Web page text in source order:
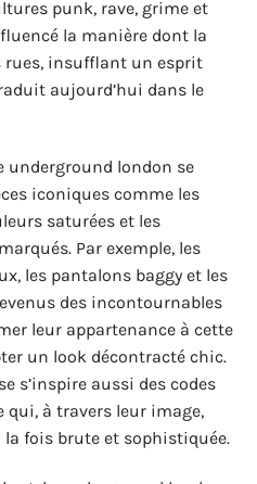
punk, rave, grime et
la manière dont la
rues, insufflant un esprit
aujourd’hui dans le
underground london se
iconiques comme les
saturées et les
Par exemple, les
les pantalons baggy et les
des incontournables
leur appartenance à cette
un look décontracté chic.
s’inspire aussi des codes
qui, à travers leur image,
fois brute et sophistiquée.